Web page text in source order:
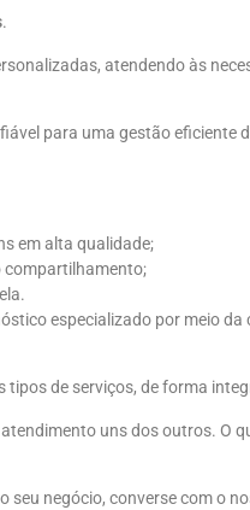
.
atendendo às
para uma gestão eficiente
em alta qualidade;
compartilhamento;
especializado por meio
de serviços, de forma
uns dos outros. O
seu negócio, converse com o